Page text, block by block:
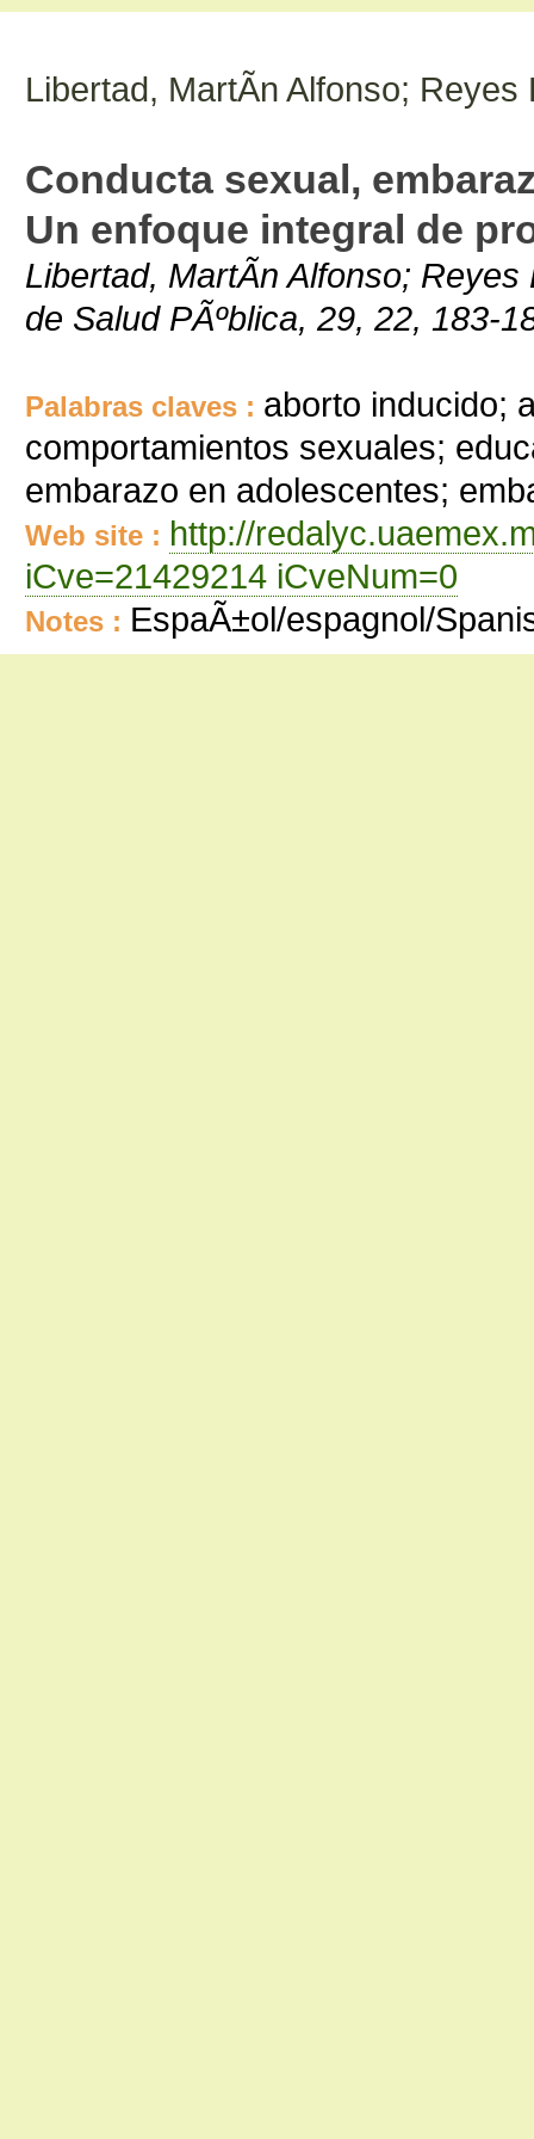
Libertad, MartÃ­n Alfonso; Reyes
Conducta sexual,
Un enfoque integral de
Libertad, MartÃ­n Alfonso;
de Salud PÃºblica, 29, 22, 183-
Palabras claves : aborto inducido;
comportamientos sexuales;
embarazo en adolescentes;
Web site : http://
iCve=21429214 iCveNum=0
Notes : EspaÃ±ol/espagnol/